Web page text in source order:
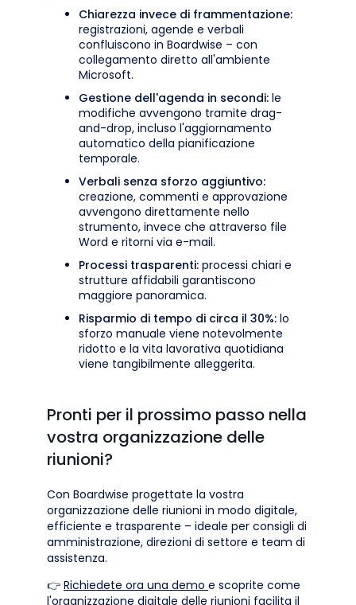
Chiarezza invece di frammentazione:
registrazioni, agende e verbali
confluiscono in Boardwise – con
collegamento diretto all'ambiente
Microsoft.
Gestione dell'agenda in secondi: le
modifiche avvengono tramite drag-
and-drop, incluso l'aggiornamento
automatico della pianificazione
temporale.
Verbali senza sforzo aggiuntivo:
creazione, commenti e approvazione
avvengono direttamente nello
strumento, invece che attraverso file
Word e ritorni via e-mail.
Processi trasparenti: processi chiari e
strutture affidabili garantiscono
maggiore panoramica.
Risparmio di tempo di circa il 30%: lo
sforzo manuale viene notevolmente
ridotto e la vita lavorativa quotidiana
viene tangibilmente alleggerita.
Pronti per il prossimo passo nella
vostra organizzazione delle
riunioni?
Con Boardwise progettate la vostra
organizzazione delle riunioni in modo digitale,
efficiente e trasparente – ideale per consigli di
amministrazione, direzioni di settore e team di
assistenza.
👉 Richiedete ora una demo e scoprite come
l'organizzazione digitale delle riunioni facilita il